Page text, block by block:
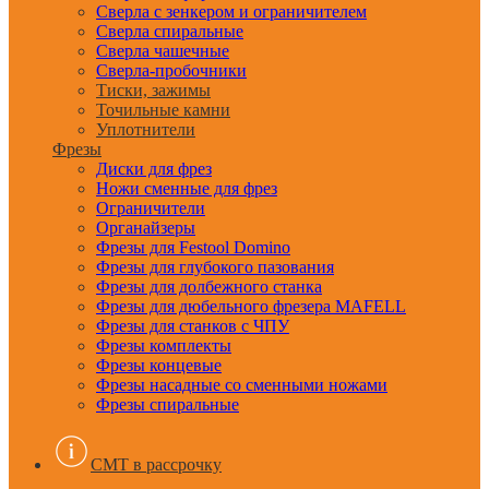
Сверла с зенкером и ограничителем
Сверла спиральные
Сверла чашечные
Сверла-пробочники
Тиски, зажимы
Точильные камни
Уплотнители
Фрезы
Диски для фрез
Ножи сменные для фрез
Ограничители
Органайзеры
Фрезы для Festool Domino
Фрезы для глубокого пазования
Фрезы для долбежного станка
Фрезы для дюбельного фрезера MAFELL
Фрезы для станков с ЧПУ
Фрезы комплекты
Фрезы концевые
Фрезы насадные со сменными ножами
Фрезы спиральные
CMT в рассрочку